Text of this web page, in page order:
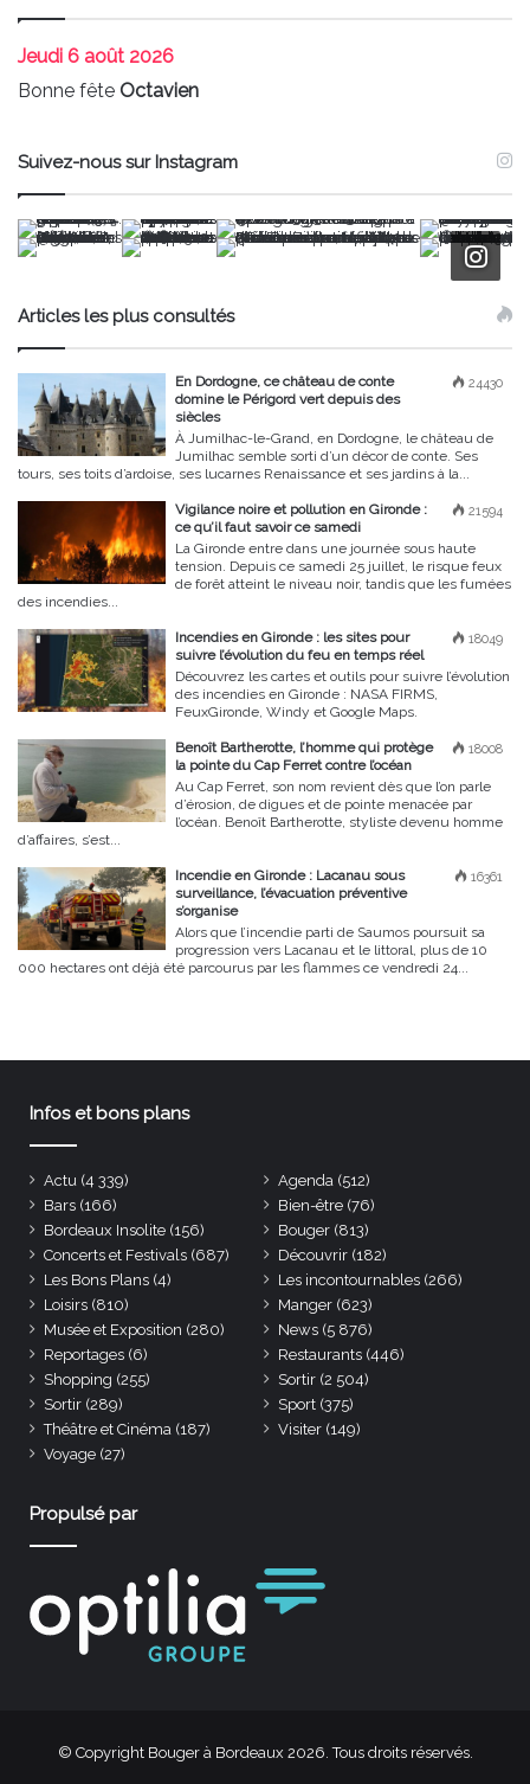
Jeudi 6 août 2026
Bonne fête Octavien
Suivez-nous sur Instagram
Articles les plus consultés
24430
En Dordogne, ce château de conte
domine le Périgord vert depuis des
siècles
À Jumilhac-le-Grand, en Dordogne, le château de
Jumilhac semble sorti d’un décor de conte. Ses
tours, ses toits d’ardoise, ses lucarnes Renaissance et ses jardins à la...
21594
Vigilance noire et pollution en Gironde :
ce qu’il faut savoir ce samedi
La Gironde entre dans une journée sous haute
tension. Depuis ce samedi 25 juillet, le risque feux
de forêt atteint le niveau noir, tandis que les fumées
des incendies...
18049
Incendies en Gironde : les sites pour
suivre l’évolution du feu en temps réel
Découvrez les cartes et outils pour suivre l’évolution
des incendies en Gironde : NASA FIRMS,
FeuxGironde, Windy et Google Maps.
18008
Benoît Bartherotte, l’homme qui protège
la pointe du Cap Ferret contre l’océan
Au Cap Ferret, son nom revient dès que l’on parle
d’érosion, de digues et de pointe menacée par
l’océan. Benoît Bartherotte, styliste devenu homme
d’affaires, s’est...
16361
Incendie en Gironde : Lacanau sous
surveillance, l’évacuation préventive
s’organise
Alors que l’incendie parti de Saumos poursuit sa
progression vers Lacanau et le littoral, plus de 10
000 hectares ont déjà été parcourus par les flammes ce vendredi 24...
Infos et bons plans
Actu (4 339) Agenda (512)
Bars (166) Bien-être (76)
Bordeaux Insolite (156) Bouger (813)
Concerts et Festivals (687) Découvrir (182)
Les Bons Plans (4) Les incontournables (266)
Loisirs (810) Manger (623)
Musée et Exposition (280) News (5 876)
Reportages (6) Restaurants (446)
Shopping (255) Sortir (2 504)
Sortir (289) Sport (375)
Théâtre et Cinéma (187) Visiter (149)
Voyage (27)
Propulsé par
© Copyright Bouger à Bordeaux 2026. Tous droits réservés.